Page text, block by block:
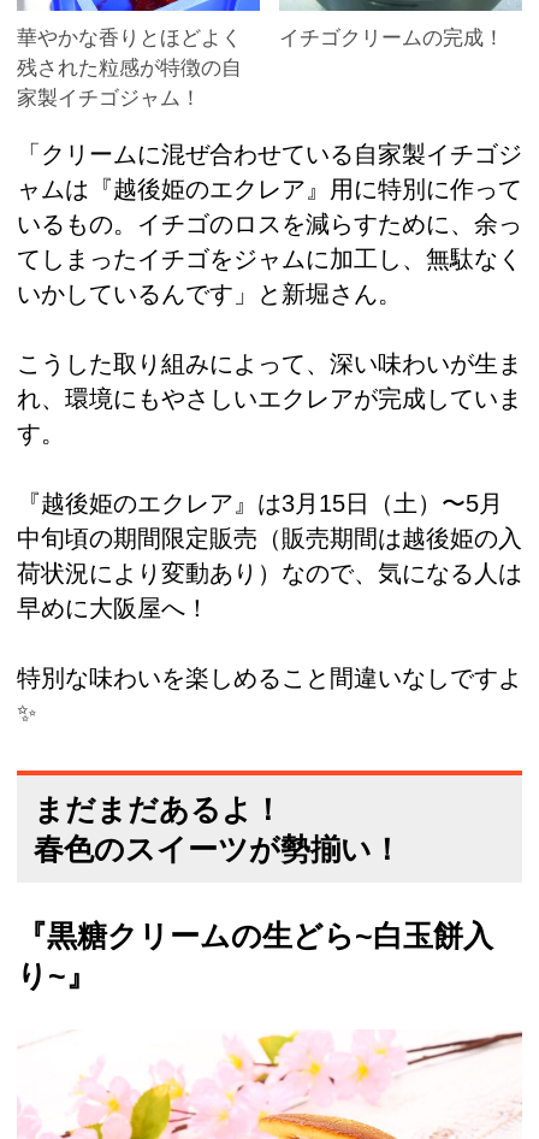
華やかな香りとほどよく
残された粒感が特徴の自
家製イチゴジャム！
イチゴクリームの完成！
「クリームに混ぜ合わせている自家製イチゴジ
ャムは『越後姫のエクレア』用に特別に作って
いるもの。イチゴのロスを減らすために、余っ
てしまったイチゴをジャムに加工し、無駄なく
いかしているんです」と新堀さん。
こうした取り組みによって、深い味わいが生ま
れ、環境にもやさしいエクレアが完成していま
す。
『越後姫のエクレア』は3月15日（土）〜5月
中旬頃の期間限定販売（販売期間は越後姫の入
荷状況により変動あり）なので、気になる人は
早めに大阪屋へ！
特別な味わいを楽しめること間違いなしですよ
✨
まだまだあるよ！
春色のスイーツが勢揃い！
『黒糖クリームの生どら~白玉餅入
り~』